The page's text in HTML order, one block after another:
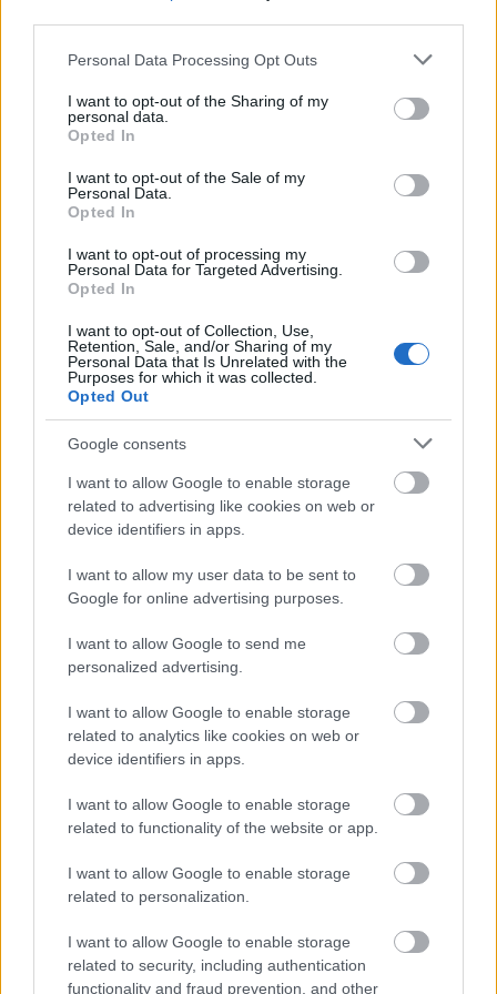
Please note that this website/app uses one or more Google
not limited to your visit or usage behaviour. You may click to
grant or deny consent to Google and its third-party tags to
use your data for below specified purposes in below Google
consent section.
Personal Data Processing Opt Outs
I want to opt-out of the Sharing of my
personal data.
Opted In
I want to opt-out of the Sale of my
Personal Data.
Opted In
I want to opt-out of processing my
Personal Data for Targeted Advertising.
Opted In
I want to opt-out of Collection, Use,
Retention, Sale, and/or Sharing of my
Personal Data that Is Unrelated with the
Purposes for which it was collected.
Opted Out
Google consents
I want to allow Google to enable storage
related to advertising like cookies on web or
device identifiers in apps.
I want to allow my user data to be sent to
Google for online advertising purposes.
I want to allow Google to send me
personalized advertising.
I want to allow Google to enable storage
related to analytics like cookies on web or
device identifiers in apps.
I want to allow Google to enable storage
related to functionality of the website or app.
I want to allow Google to enable storage
related to personalization.
I want to allow Google to enable storage
related to security, including authentication
functionality and fraud prevention, and other
Győrfi Kata, a darab fordítójának ajánlójában
olvasható:„ Az
szereplői alkotó emberek, projektek kezdeményezői,
újságírók és kritikusok. Emiatt a darabbéli szituációk
hagyományos értelemben nem dramatikusak, inkább
szimbolikus és parabolisztikus helyzetek és konfliktusok
egymásutániságáról van szó”.
másrészt különféle közönségtalálkozók, amelyeken az
elmúlt két évben itthon vagy külföldön részt vettem, de
annak ellenére, hogy a valóságos személyekkel való
hasonlóság nem a véletlen műve, ennek a fikciónak nem
célja az, hogy a művészeket különféle diskurzusokkal
találtassa. Minket sokkal inkább az érdekelt, hogy mi,
akik magunk is részesei vagyunk ennek a rendszernek,
megértsük azt, ahogy a művész felelőssége vagy
felelőtlensége kisejlik a saját eljárásából és abból a
” – mondta az előadásról
Gianina Cărbunariu .
Az előadás április 4-én, este 8 órától látható a
Trafóban.
Mundruczó Kornél
egyik ikonikus rendezése a
Nehéz Istennek lenninyolc éve fut, számos nemzetközi
állomással. A darabban két kamion áll az út szélén.
Árut cserélnek: három fiatal nőt. Egy nagyszabású
terv készül, ha sikerül, másnapra minden
megváltozik. A leleplezés kulcsa a fiú, akit eddig
ezért a raktér falai között új törvények születnek. Aki
nem engedelmeskedik, nem térhet haza. Azonban
közbeavatkozhatna, mégsem teszi meg - parancsot
kapott rá. Mint az Isten, megteremtve a világot,